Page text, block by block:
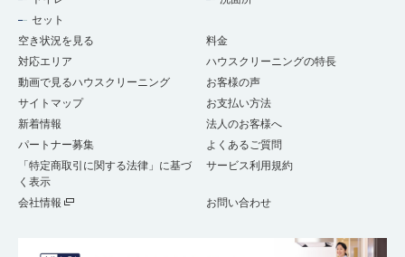
セット
空き状況を見る
料金
対応エリア
ハウスクリーニングの特長
動画で見るハウスクリーニング
お客様の声
サイトマップ
お支払い方法
新着情報
法人のお客様へ
パートナー募集
よくあるご質問
「特定商取引に関する法律」に基づ
く表示
サービス利用規約
会社情報 お問い合わせ